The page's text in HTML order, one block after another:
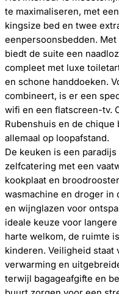
te maximaliseren, met
kingsize bed en twee
eenpersoonsbedden.
biedt de suite een
compleet met luxe
en schone handdoeken.
combineert, is er een
wifi en een flatscreen-tv.
Rubenshuis en de
allemaal op loopafstand.
De keuken is een
zelfcatering met een
kookplaat en
wasmachine en droger in
en wijnglazen voor
ideale keuze voor
harte welkom, de ruimte
kinderen. Veiligheid
verwarming en
terwijl bagageafgifte en